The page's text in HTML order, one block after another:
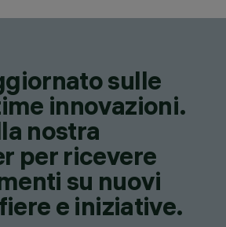
sulle
innovazioni.
nostra
per ricevere
su nuovi
e iniziative.